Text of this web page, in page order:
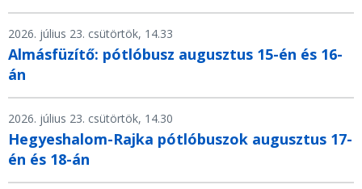
2026. július 23. csütörtök, 14.33
Almásfüzítő: pótlóbusz augusztus 15-én és 16-
án
2026. július 23. csütörtök, 14.30
Hegyeshalom-Rajka pótlóbuszok augusztus 17-
én és 18-án